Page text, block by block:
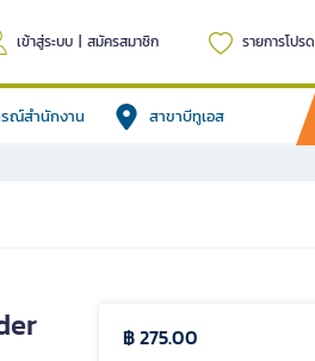
เข้าสู่ระบบ | สมัครสมาชิก รายการโปรด
รณ์สำนักงาน สาขาบีทูเอส
฿ 275.00